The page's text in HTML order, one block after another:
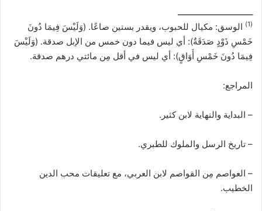
ــــــــــــــــــــــــــــــــ
(1)
الوسق: مكيال للحبوب، ويقدر بستين صاعًا. (وَلَيْسَ فِيمَا دُونَ
خَمْسِ ذَوْدٍ صَدَقَةٌ): أي ليس فيما دون خمس من الإبل صدقة. (وَلَيْسَ
فِيمَا دُونَ خَمْسِ أَوَاقٍ): أي ليس في أقل مِن مائتي درهم صدقة.
المراجع:
– البداية والنهاية لابن كثير.
– تاريخ الرسل والملوك للطبري.
– العواصم مِن القواصم لابن العربي، مع تعليقات محب الدين
الخطيب.